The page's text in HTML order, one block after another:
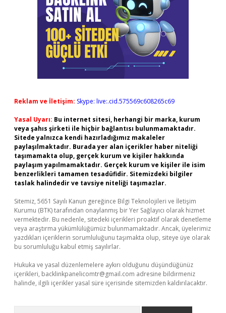
Reklam ve İletişim: Skype: live:.cid.575569c608265c69
Yasal Uyarı: Bu internet sitesi, herhangi bir marka, kurum
veya şahıs şirketi ile hiçbir bağlantısı bulunmamaktadır.
Sitede yalnızca kendi hazırladığımız makaleler
paylaşılmaktadır. Burada yer alan içerikler haber niteliği
taşımamakta olup, gerçek kurum ve kişiler hakkında
paylaşım yapılmamaktadır. Gerçek kurum ve kişiler ile isim
benzerlikleri tamamen tesadüfidir. Sitemizdeki bilgiler
taslak halindedir ve tavsiye niteliği taşımazlar.
Sitemiz, 5651 Sayılı Kanun gereğince Bilgi Teknolojileri ve İletişim
Kurumu (BTK) tarafından onaylanmış bir Yer Sağlayıcı olarak hizmet
vermektedir. Bu nedenle, sitedeki içerikleri proaktif olarak denetleme
veya araştırma yükümlülüğümüz bulunmamaktadır. Ancak, üyelerimiz
yazdıkları içeriklerin sorumluluğunu taşımakta olup, siteye üye olarak
bu sorumluluğu kabul etmiş sayılırlar.
Hukuka ve yasal düzenlemelere aykırı olduğunu düşündüğünüz
içerikleri, backlinkpanelicomtr@gmail.com adresine bildirmeniz
halinde, ilgili içerikler yasal süre içerisinde sitemizden kaldırılacaktır.